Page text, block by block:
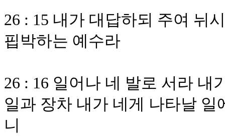
26 : 15 내가 대답하되 주여 뉘
핍박하는 예수라
26 : 16 일어나 네 발로 서라 내
일과 장차 내가 네게 나타날
니